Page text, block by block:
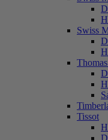
Swiss
Tissot